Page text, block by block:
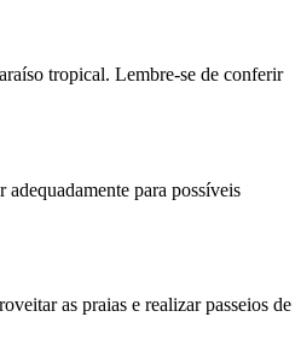
tropical. Lembre-se de conferir
para possíveis
as praias e realizar passeios de